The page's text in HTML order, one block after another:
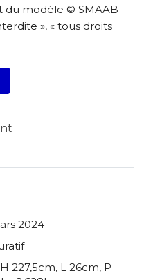
du modèle © SMAAB
», « tous droits
2024
227,5cm, L 26cm, P